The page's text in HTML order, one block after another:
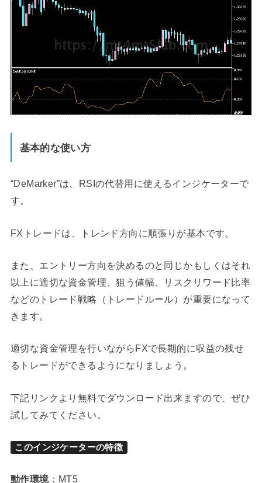
基本的な使い方
“DeMarker”は、RSIの代替用に使えるインジケーターで
す。
FXトレードは、トレンド方向に順張りが基本です。
また、エントリー方向を決めるのと同じかもしくはそれ
以上に適切な資金管理、狙う値幅、リスクリワード比率
などのトレード戦略（トレードルール）が重要になって
きます。
適切な資金管理を行いながらFXで長期的に収益の残せ
るトレードができるようになりましょう。
下記リンクより無料でダウンロード出来ますので、ぜひ
試してみてください。
このインジケーターの特徴
動作環境：MT5